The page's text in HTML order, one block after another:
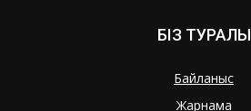
БІЗ ТУРАЛЫ
Байланыс
Жарнама